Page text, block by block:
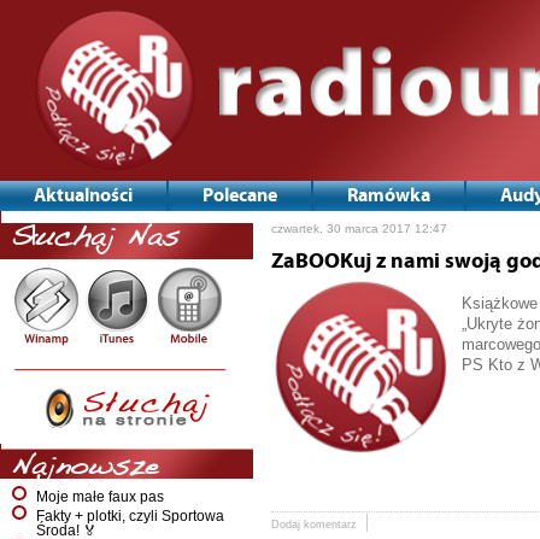
Aktualności Polecane Ramówka
Słuchaj Nas
Najnowsze
Moje małe faux pas
Fakty + plotki, czyli Sportowa
Środa! 🏅
czwartek, 30 marca 2017 12:47
ZaBOOKuj z nami swoją
„Ukryte
PS Kto z
Dodaj komentarz